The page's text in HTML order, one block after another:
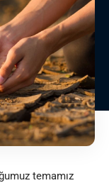
temamız